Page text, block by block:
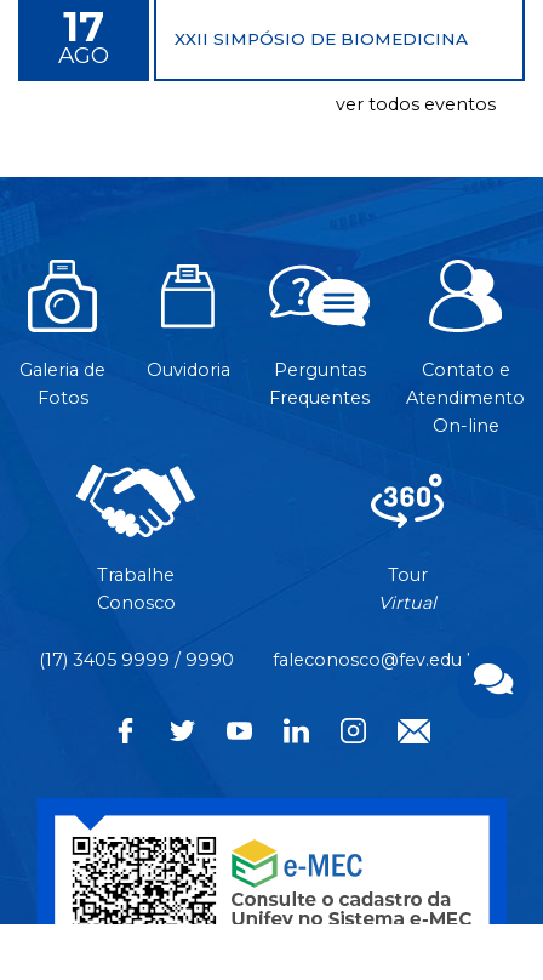
17
AGO
XXII SIMPÓSIO DE BIOMEDICINA
ver todos eventos
Galeria de
Fotos
Ouvidoria
Perguntas
Frequentes
Contato e
Atendimento
On-line
Trabalhe
Conosco
Tour
Virtual
(17) 3405 9999 / 9990 faleconosco@fev.edu.br